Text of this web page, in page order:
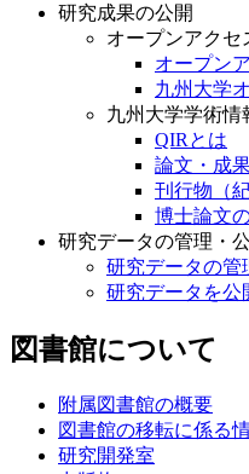
研究成果の公開
オープンアクセ
オープン
九州大学
九州大学学術情
QIRとは
論文・成
刊行物（
博士論文
研究データの管理・
研究データの管
研究データを公
図書館について
附属図書館の概要
図書館の移転に係る
研究開発室